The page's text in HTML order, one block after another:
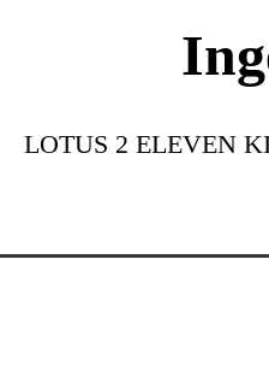
LOTUS 2 ELEVEN